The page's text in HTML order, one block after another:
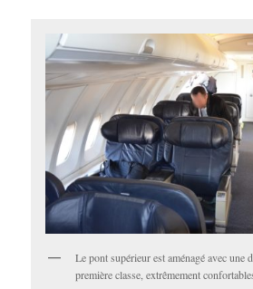
Le pont supérieur est aménagé avec une
première classe, extrêmement